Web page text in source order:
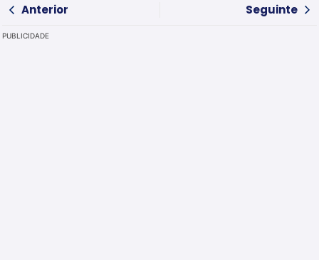
Anterior
Seguinte
PUBLICIDADE